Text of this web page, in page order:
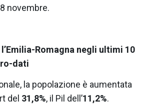
novembre.
l’Emilia-Romagna negli ultimi 10
dati
la popolazione è aumentata
del 31,8%, il Pil dell’11,2%.